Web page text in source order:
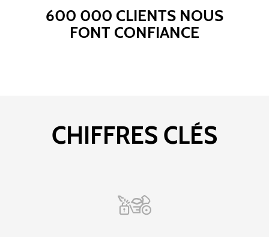
600 000 CLIENTS NOUS
FONT CONFIANCE
CHIFFRES CLÉS